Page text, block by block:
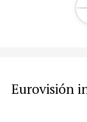
Eurovisión